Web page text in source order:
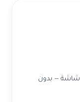
شاشة — بدون